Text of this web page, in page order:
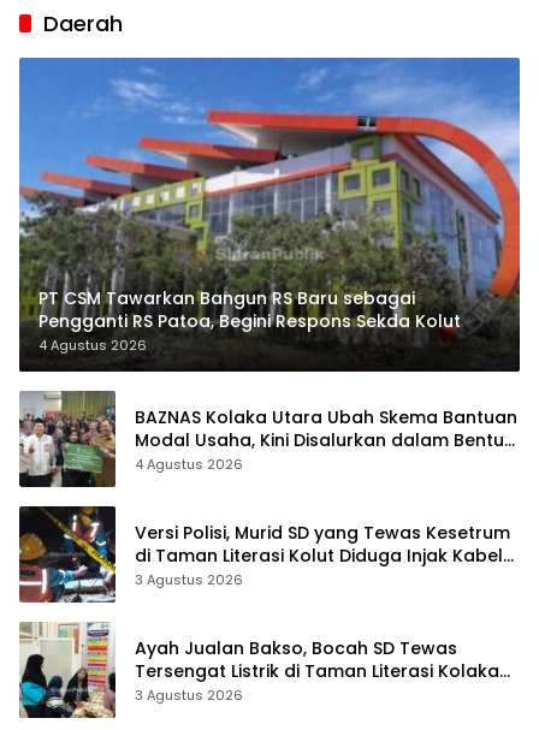
Daerah
PT CSM Tawarkan Bangun RS Baru sebagai
Pengganti RS Patoa, Begini Respons Sekda Kolut
4 Agustus 2026
BAZNAS Kolaka Utara Ubah Skema Bantuan
Modal Usaha, Kini Disalurkan dalam Bentuk
Barang Senilai Rp419,5 Juta
4 Agustus 2026
Versi Polisi, Murid SD yang Tewas Kesetrum
di Taman Literasi Kolut Diduga Injak Kabel
Beraliran Listrik
3 Agustus 2026
Ayah Jualan Bakso, Bocah SD Tewas
Tersengat Listrik di Taman Literasi Kolaka
Utara
3 Agustus 2026